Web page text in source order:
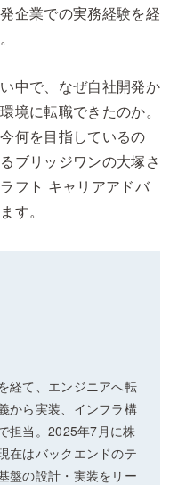
企業での実務経験を経
中で、なぜ自社開発か
境に転職できたのか。
何を目指しているの
ブリッジワンの大塚さ
フト キャリアアドバ
す。
経て、エンジニアへ転
から実装、インフラ構
担当。2025年7月に株
在はバックエンドのテ
盤の設計・実装をリー